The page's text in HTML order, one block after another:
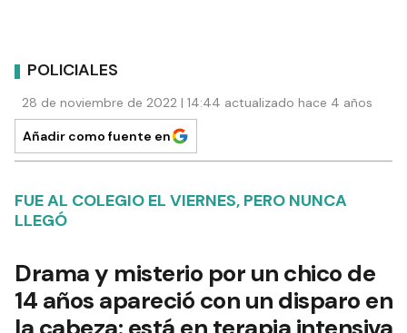
POLICIALES
28 de noviembre de 2022 | 14:44 actualizado hace 4 años
Añadir como fuente en
FUE AL COLEGIO EL VIERNES, PERO NUNCA
LLEGÓ
Drama y misterio por un chico de
14 años apareció con un disparo en